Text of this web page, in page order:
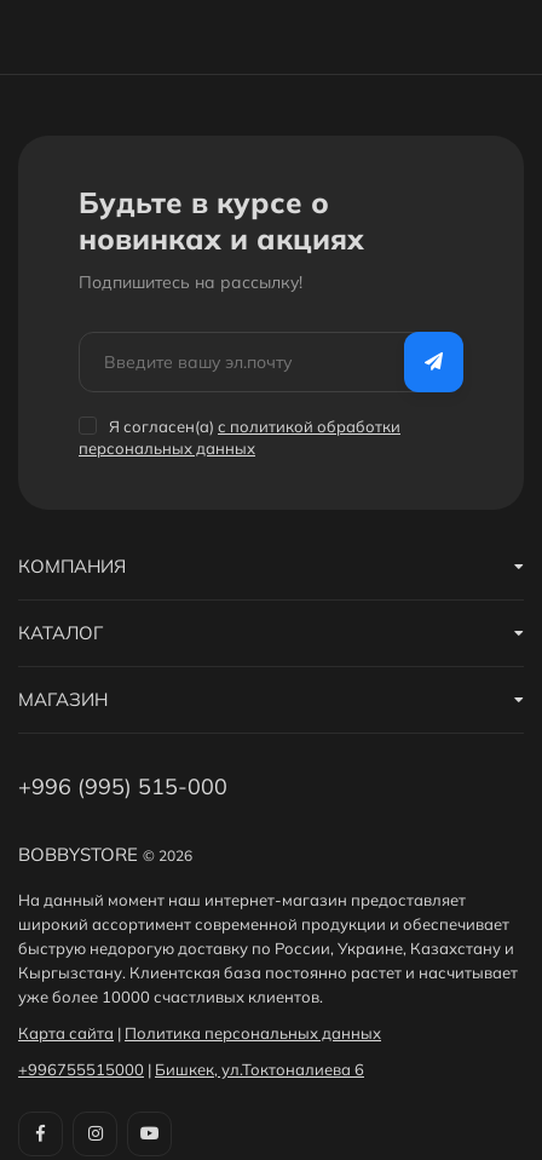
Будьте в курсе о
новинках и акциях
Подпишитесь на рассылкy!
Я согласен(a) с политикой обработки
персональных данных
BOBBYSTORE © 2026
На данный момент наш интернет-магазин предоставляет
широкий ассортимент современной продукции и обеспечивает
быструю недорогую доставку по России, Украине, Казахстану и
Кыргызстану. Клиентская база постоянно растет и насчитывает
уже более 10000 счастливых клиентов.
Карта сайта | Политика персональных данных
+996755515000 | Бишкек, ул.Токтоналиева 6
КОМПАНИЯ
КАТАЛОГ
МАГАЗИН
+996 (995) 515-000